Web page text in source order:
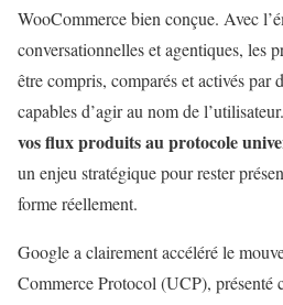
WooCommerce bien conçue. Avec
conversationnelles et agentiques, les
être compris, comparés et activés par
capables d’agir au nom de
vos flux produits au protocole
un enjeu stratégique pour rester
forme réellement.
Google a clairement accéléré le
Commerce Protocol (UCP), présenté